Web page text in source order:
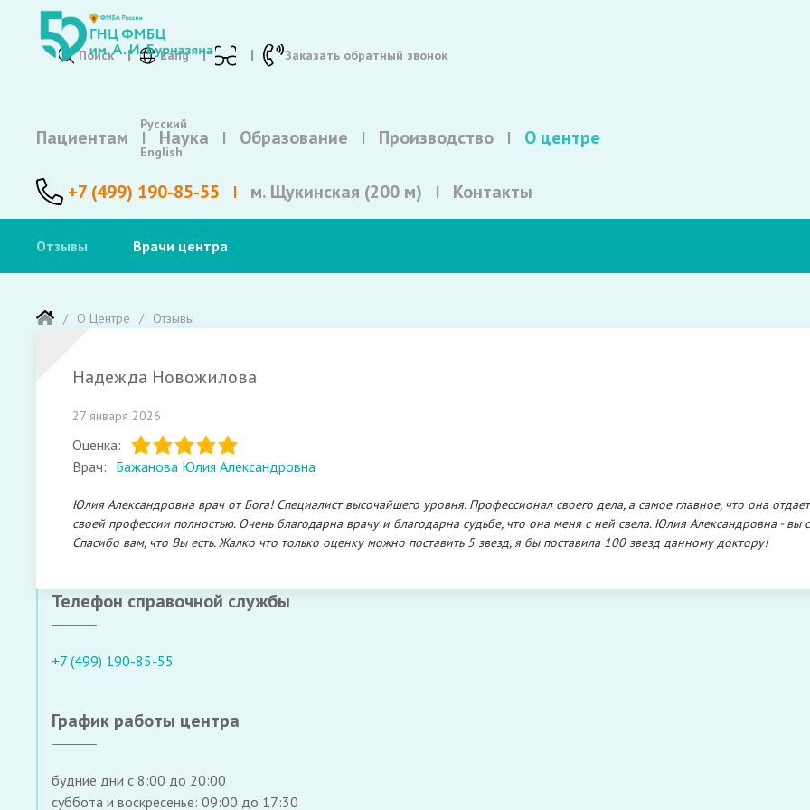
Поиск Lang
Русский
English
Заказать обратный звонок
Пациентам Наука Образование Производство О центре
+7 (499) 190-85-55 м. Щукинская (200 м) Контакты
Отзывы Врачи центра
О Центре Отзывы
Надежда Новожилова
27 января 2026
Оценка:
Врач: Бажанова Юлия Александровна
Юлия Александровна врач от Бога! Специалист высочайшего уровня. Профессионал своего дела, а самое главное, что она
своей профессии полностью. Очень благодарна врачу и благодарна судьбе, что она меня с ней свела. Юлия Александровна - вы
Спасибо вам, что Вы есть. Жалко что только оценку можно поставить 5 звезд, я бы поставила 100 звезд данному доктору!
Телефон справочной службы
+7 (499) 190-85-55
График работы центра
будние дни с 8:00 до 20:00
суббота и воскресенье: 09:00 до 17:30